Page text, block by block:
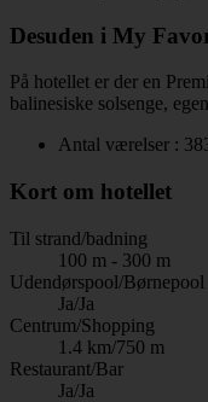
Desuden i My
På hotellet er der en
balinesiske solsenge,
Antal værelser :
Kort om hotellet
Til strand/badning
100 m - 300 m
Udendørspool/Børnepool
Ja/Ja
Centrum/Shopping
1.4 km/750 m
Restaurant/Bar
Ja/Ja